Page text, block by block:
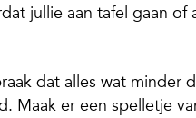
jullie aan tafel gaan of
dat alles wat minder
Maak er een spelletje